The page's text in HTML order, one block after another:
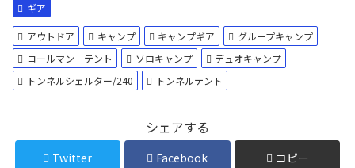
ギア
アウトドア キャンプ キャンプギア
グループキャンプ
コールマン テント
ソロキャンプ
デュオキャンプ
トンネルシェルター/240
トンネルテント
シェアする
Twitter Facebook コピー